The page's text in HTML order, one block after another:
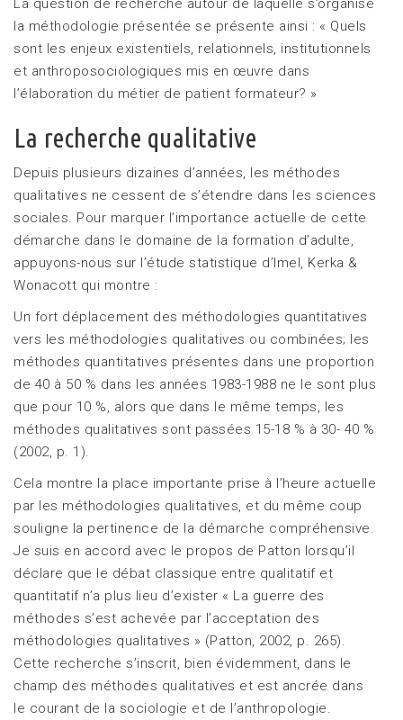
La question de recherche autour de laquelle s’organise
la méthodologie présentée se présente ainsi : « Quels
sont les enjeux existentiels, relationnels, institutionnels
et anthroposociologiques mis en œuvre dans
l’élaboration du métier de patient formateur? »
La recherche qualitative
Depuis plusieurs dizaines d’années, les méthodes
qualitatives ne cessent de s’étendre dans les sciences
sociales. Pour marquer l’importance actuelle de cette
démarche dans le domaine de la formation d’adulte,
appuyons-nous sur l’étude statistique d’Imel, Kerka &
Wonacott qui montre :
Un fort déplacement des méthodologies quantitatives
vers les méthodologies qualitatives ou combinées; les
méthodes quantitatives présentes dans une proportion
de 40 à 50 % dans les années 1983-1988 ne le sont plus
que pour 10 %, alors que dans le même temps, les
méthodes qualitatives sont passées 15-18 % à 30- 40 %
(2002, p. 1).
Cela montre la place importante prise à l’heure actuelle
par les méthodologies qualitatives, et du même coup
souligne la pertinence de la démarche compréhensive.
Je suis en accord avec le propos de Patton lorsqu’il
déclare que le débat classique entre qualitatif et
quantitatif n’a plus lieu d’exister « La guerre des
méthodes s’est achevée par l’acceptation des
méthodologies qualitatives » (Patton, 2002, p. 265).
Cette recherche s’inscrit, bien évidemment, dans le
champ des méthodes qualitatives et est ancrée dans
le courant de la sociologie et de l’anthropologie.